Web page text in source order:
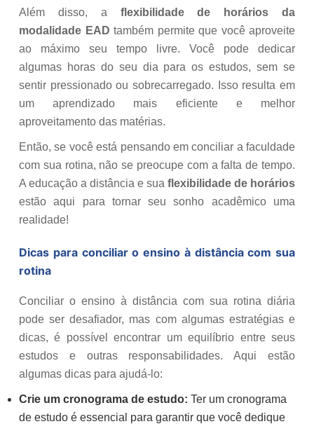
Além disso, a flexibilidade de horários da
modalidade EAD também permite que você aproveite
ao máximo seu tempo livre. Você pode dedicar
algumas horas do seu dia para os estudos, sem se
sentir pressionado ou sobrecarregado. Isso resulta em
um aprendizado mais eficiente e melhor
aproveitamento das matérias.
Então, se você está pensando em conciliar a faculdade
com sua rotina, não se preocupe com a falta de tempo.
A educação a distância e sua flexibilidade de horários
estão aqui para tornar seu sonho acadêmico uma
realidade!
Dicas para conciliar o ensino à distância com sua
rotina
Conciliar o ensino à distância com sua rotina diária
pode ser desafiador, mas com algumas estratégias e
dicas, é possível encontrar um equilíbrio entre seus
estudos e outras responsabilidades. Aqui estão
algumas dicas para ajudá-lo:
Crie um cronograma de estudo: Ter um cronograma
de estudo é essencial para garantir que você dedique